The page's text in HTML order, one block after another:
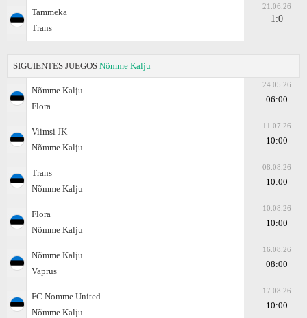
Tammeka
Trans
21.06.26
1:0
SIGUIENTES JUEGOS Nõmme Kalju
Nõmme Kalju
Flora
24.05.26
06:00
Viimsi JK
Nõmme Kalju
11.07.26
10:00
Trans
Nõmme Kalju
08.08.26
10:00
Flora
Nõmme Kalju
10.08.26
10:00
Nõmme Kalju
Vaprus
16.08.26
08:00
FC Nomme United
Nõmme Kalju
17.08.26
10:00